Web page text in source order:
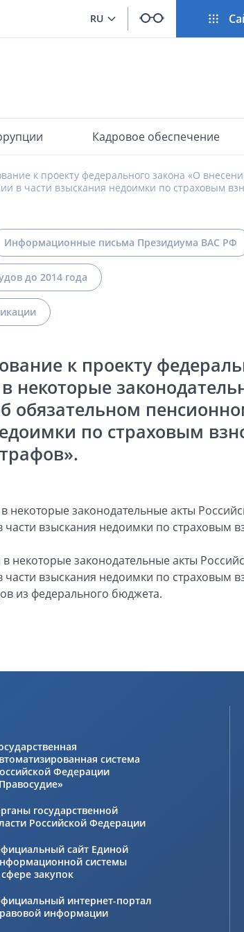
RU
Кадровое обеспечение
к проекту федерального закона «О
в части взыскания недоимки по страховым
Информационные письма Президиума ВАС РФ
до 2014 года
к проекту
некоторые
обязательном
по страховым
некоторые законодательные акты
взыскания недоимки по страховым
некоторые законодательные акты
взыскания недоимки по страховым
из федерального бюджета.
система
Федерации
государственной
Российской Федерации
сайт Единой
системы
сфере закупок
интернет-портал
информации